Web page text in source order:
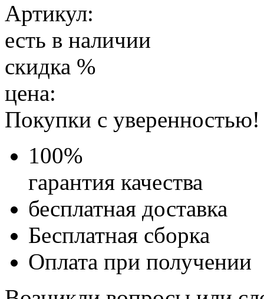
Артикул:
есть в наличии
скидка %
цена:
Покупки с уверенностью!
100%
гарантия качества
бесплатная доставка
Бесплатная сборка
Оплата при получении